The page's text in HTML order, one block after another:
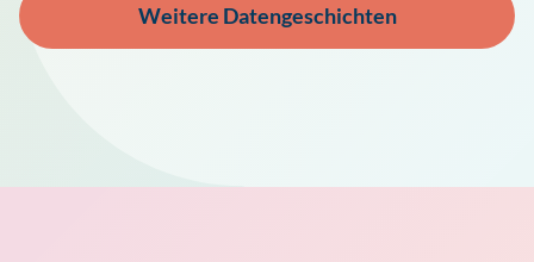
Weitere Datengeschichten